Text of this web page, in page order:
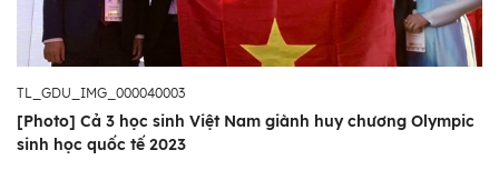
TL_GDU_IMG_000040003
[Photo] Cả 3 học sinh Việt Nam giành huy chương Olympic
sinh học quốc tế 2023